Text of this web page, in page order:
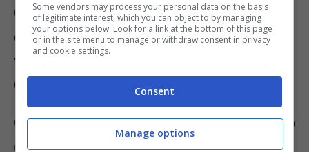
Come stupire i contatti su WhatsApp
con un messaggio particolare, ecco il
trucco per scrivere in Grassetto e in
Corsivo
Quando scriviamo un messaggio su WhatsApp
usiamo latastiera del cellulare, o del Tablet.
Some vendors may process your personal data on the basis
of legitimate interest, which you can object to by managing
your options below. Look for a link at the bottom of this page
or in the site menu to manage or withdraw consent in privacy
and cookie settings.
Consent
Manage options